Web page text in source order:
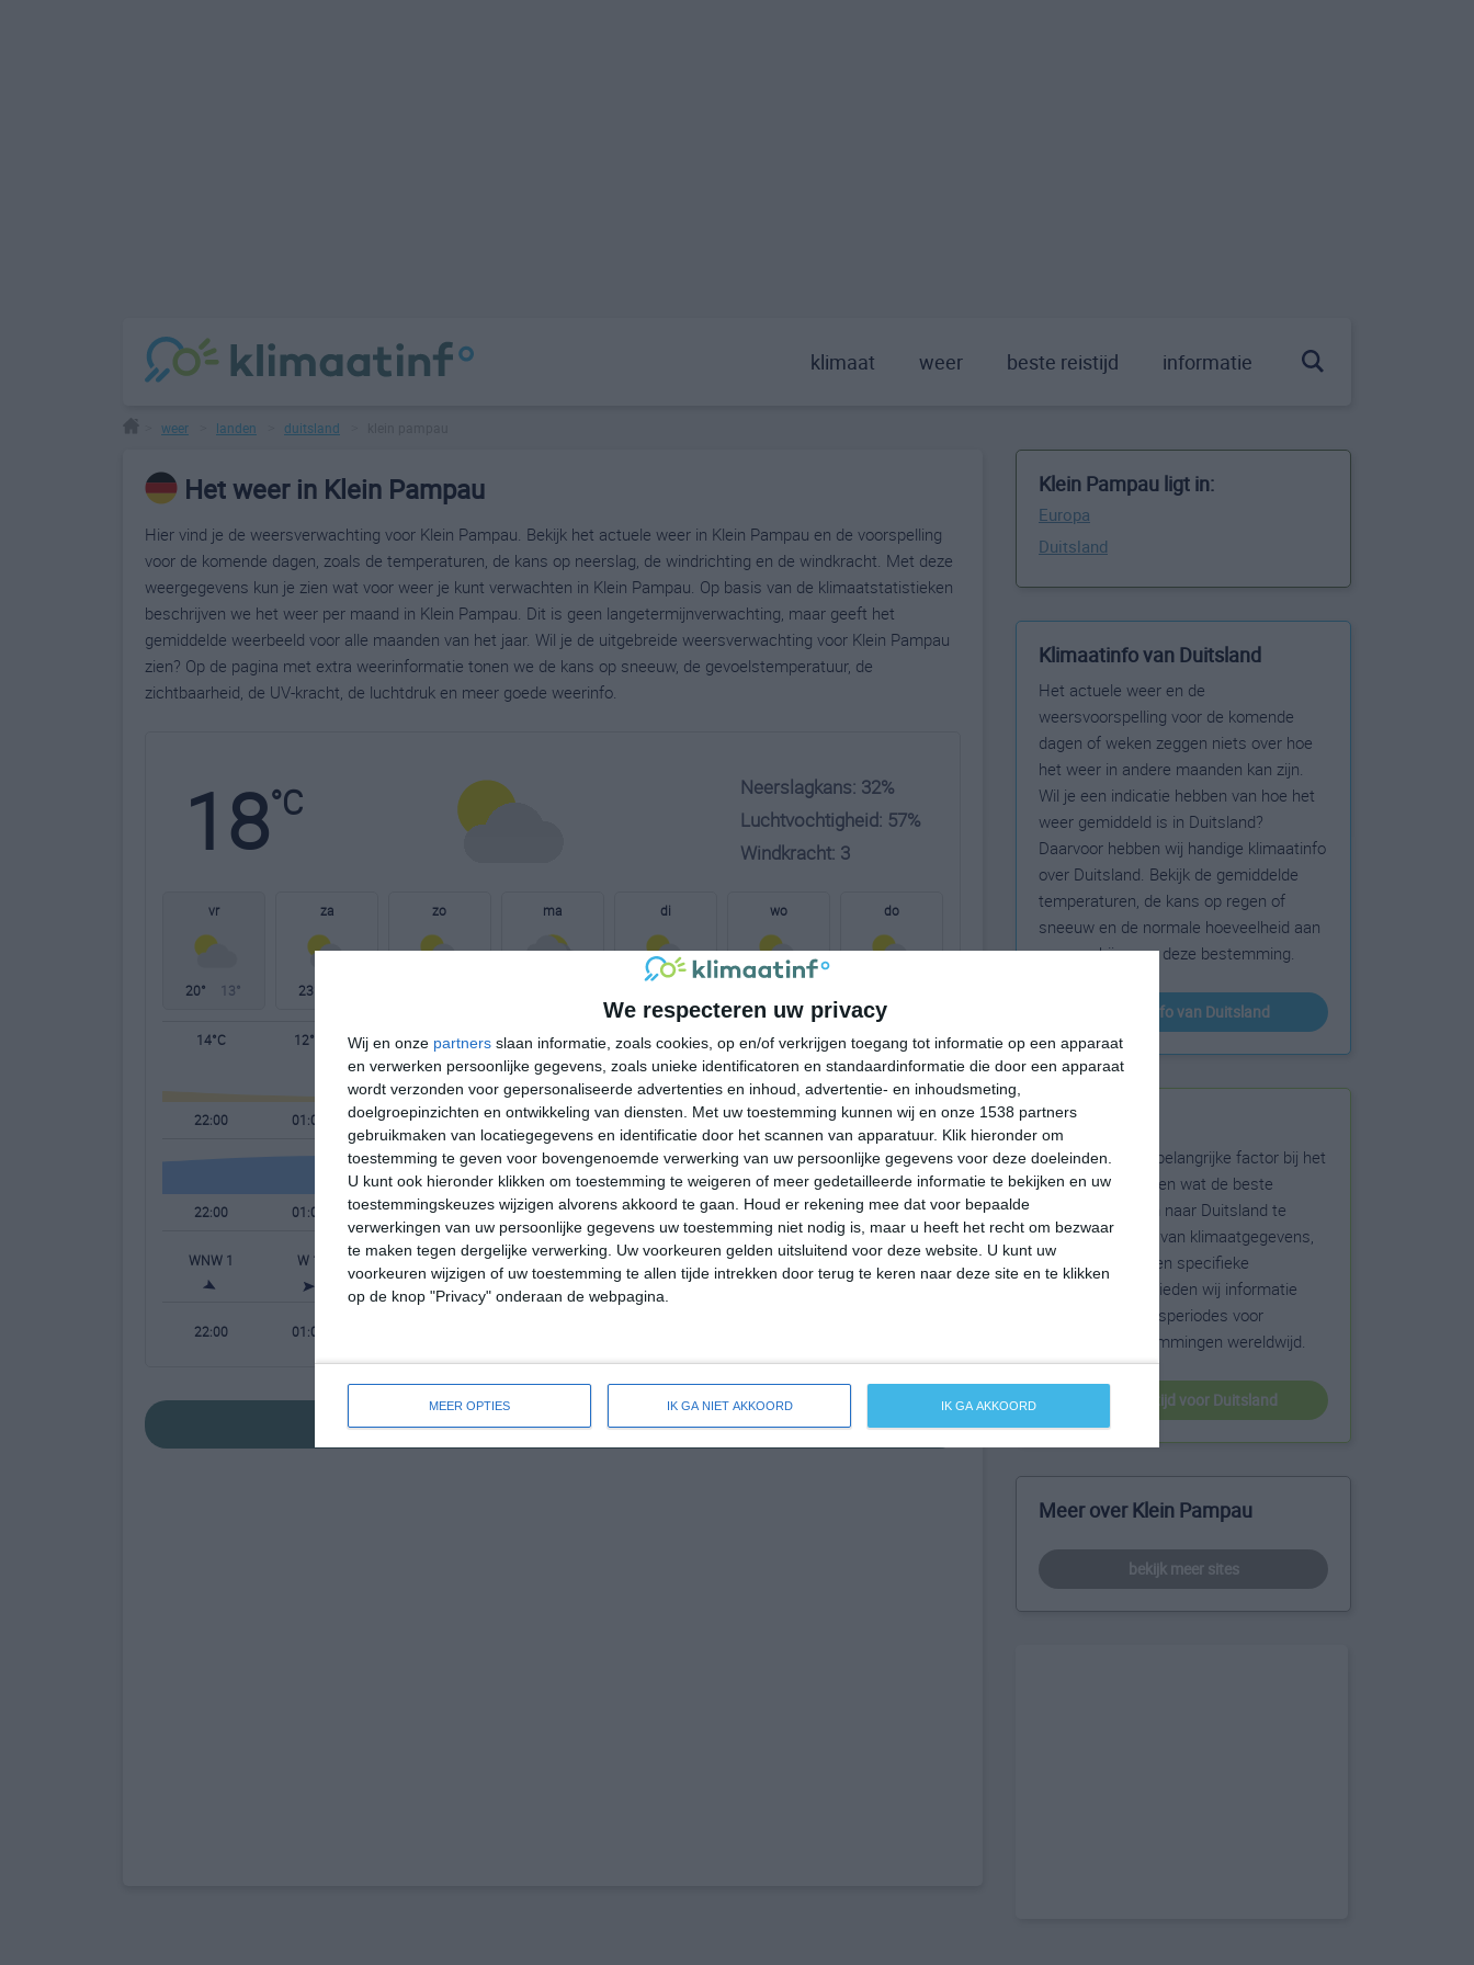
We respecteren uw privacy
Wij en onze partners slaan informatie, zoals cookies, op en/of verkrijgen toegang tot informatie op een apparaat
en verwerken persoonlijke gegevens, zoals unieke identificatoren en standaardinformatie die door een apparaat
wordt verzonden voor gepersonaliseerde advertenties en inhoud, advertentie- en inhoudsmeting,
doelgroepinzichten en ontwikkeling van diensten.
Met uw toestemming kunnen wij en onze 1538 partners
gebruikmaken van locatiegegevens en identificatie door het scannen van apparatuur. Klik hieronder om
toestemming te geven voor bovengenoemde verwerking van uw persoonlijke gegevens voor deze doeleinden.
U kunt ook hieronder klikken om toestemming te weigeren of meer gedetailleerde informatie te bekijken en uw
toestemmingskeuzes wijzigen alvorens akkoord te gaan.
Houd er rekening mee dat voor bepaalde
verwerkingen van uw persoonlijke gegevens uw toestemming niet nodig is, maar u heeft het recht om bezwaar
te maken tegen dergelijke verwerking. Uw voorkeuren gelden uitsluitend voor deze website. U kunt uw
voorkeuren wijzigen of uw toestemming te allen tijde intrekken door terug te keren naar deze site en te klikken
op de knop "Privacy" onderaan de webpagina.
MEER OPTIES IK GA NIET AKKOORD IK GA AKKOORD
klimaat weer beste reistijd informatie
weer landen duitsland
Het weer in Klein Pampau
Hier vind je de weersverwachting voor Klein Pampau. Bekijk het actuele weer in Klein Pampau en de voorspelling
voor de komende dagen, zoals de temperaturen, de kans op neerslag, de windrichting en de windkracht. Met deze
weergegevens kun je zien wat voor weer je kunt verwachten in Klein Pampau. Op basis van de klimaatstatistieken
beschrijven we het weer per maand in Klein Pampau. Dit is geen langetermijnverwachting, maar geeft het
gemiddelde weerbeeld voor alle maanden van het jaar. Wil je de uitgebreide weersverwachting voor Klein Pampau
zien? Op de pagina met extra weerinformatie tonen we de kans op sneeuw, de gevoelstemperatuur, de
zichtbaarheid, de UV-kracht, de luchtdruk en meer goede weerinfo.
18°C
Neerslagkans: 32%
Luchtvochtigheid: 57%
Windkracht: 3
vr
20° 13°
za
23°
zo ma di wo do
14°C 12°C 11°C 11°C 18°C 21°C 23°C 22°C
22:00 01:00 04:00 07:00 10:00 13:00 16:00 19:00
22:00 01:00 04:00 07:00 10:00 13:00 16:00 19:00
WNW 1 W 1 WZW 1 ZZW 1 ZZW 2 ZZW 2 Z 1 OZO 2
22:00 01:00
bekijk de uitgebreide weersverwachting voor Klein Pampau
Klein Pampau ligt in:
Europa
Duitsland
Klimaatinfo van Duitsland
Het actuele weer en de
weersvoorspelling voor de komende
dagen of weken zeggen niets over hoe
het weer in andere maanden kan zijn.
Wil je een indicatie hebben van hoe het
weer gemiddeld is in Duitsland?
Daarvoor hebben wij handige klimaatinfo
over Duitsland. Bekijk de gemiddelde
temperaturen, de kans op regen of
sneeuw en de normale hoeveelheid aan
zonneschijn voor deze bestemming.
klimaatinfo van Duitsland
Beste reistijd
Het weer is een belangrijke factor bij het
reizen. Wil je weten wat de beste
maanden zijn om naar Duitsland te
reizen? Op basis van klimaatgegevens,
weersextremen en specifieke
weerinformatie bieden wij informatie
over de beste reisperiodes voor
duizenden bestemmingen wereldwijd.
beste reistijd voor Duitsland
Meer over Klein Pampau
bekijk meer sites